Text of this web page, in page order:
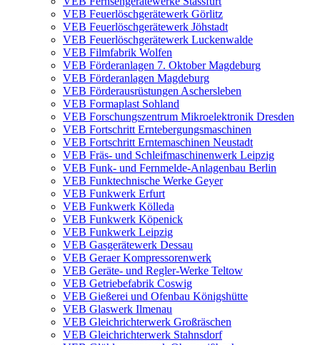
VEB Feuerlöschgerätewerk Görlitz
VEB Feuerlöschgerätewerk Jöhstadt
VEB Feuerlöschgerätewerk Luckenwalde
VEB Filmfabrik Wolfen
VEB Förderanlagen 7. Oktober Magdeburg
VEB Förderanlagen Magdeburg
VEB Förderausrüstungen Aschersleben
VEB Formaplast Sohland
VEB Forschungszentrum Mikroelektronik Dresden
VEB Fortschritt Erntebergungsmaschinen
VEB Fortschritt Erntemaschinen Neustadt
VEB Fräs- und Schleifmaschinenwerk Leipzig
VEB Funk- und Fernmelde-Anlagenbau Berlin
VEB Funktechnische Werke Geyer
VEB Funkwerk Erfurt
VEB Funkwerk Kölleda
VEB Funkwerk Köpenick
VEB Funkwerk Leipzig
VEB Gasgerätewerk Dessau
VEB Geraer Kompressorenwerk
VEB Geräte- und Regler-Werke Teltow
VEB Getriebefabrik Coswig
VEB Gießerei und Ofenbau Königshütte
VEB Glaswerk Ilmenau
VEB Gleichrichterwerk Großräschen
VEB Gleichrichterwerk Stahnsdorf